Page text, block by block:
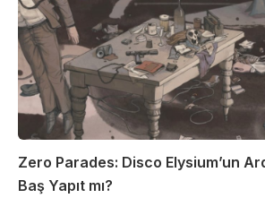
Zero Parades: Disco Elysium’un
Baş Yapıt mı?